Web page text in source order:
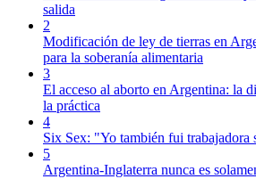
salida
2
Modificación de ley de tierras en
para la soberanía alimentaria
3
El acceso al aborto en Argentina: la
la práctica
4
Six Sex: "Yo también fui trabajadora
5
Argentina-Inglaterra nunca es